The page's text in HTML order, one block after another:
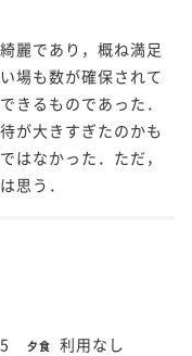
麗であり，概ね満足
場も数が確保されて
きるものであった．
が大きすぎたのかも
はなかった．ただ，
思う．
5 夕食 利用なし